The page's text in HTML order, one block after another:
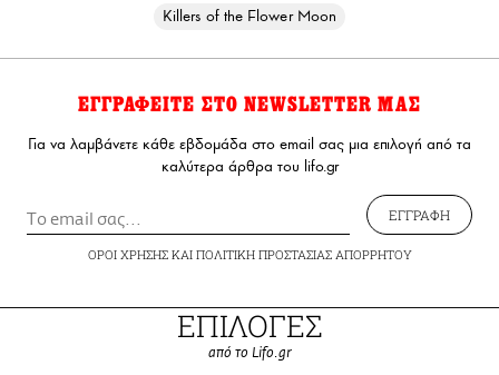
Killers of the Flower Moon
ΕΓΓΡΑΦΕΙΤΕ ΣΤΟ NEWSLETTER ΜΑΣ
Για να λαμβάνετε κάθε εβδομάδα στο email σας μια επιλογή από τα
καλύτερα άρθρα του lifo.gr
ΕΓΓΡΑΦΗ
ΟΡΟΙ ΧΡΗΣΗΣΚΑΙ ΠΟΛΙΤΙΚΗ ΠΡΟΣΤΑΣΙΑΣ ΑΠΟΡΡΗΤΟΥ
ΕΠΙΛΟΓΕΣ
από το Lifo.gr